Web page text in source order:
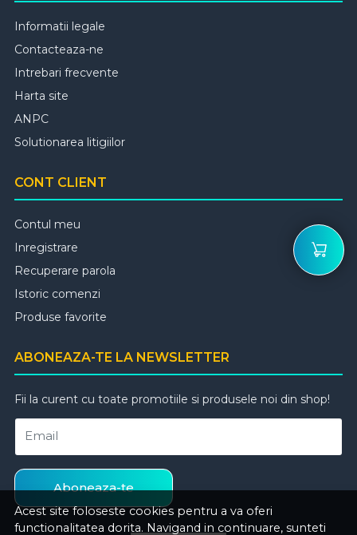
Acest site foloseste cookies pentru a va oferi
functionalitatea dorita. Navigand in continuare, sunteti
Informatii legale
Contacteaza-ne
Intrebari frecvente
Harta site
ANPC
Solutionarea litigiilor
CONT CLIENT
Contul meu
Inregistrare
Recuperare parola
Istoric comenzi
Produse favorite
ABONEAZA-TE LA NEWSLETTER
Fii la curent cu toate promotiile si produsele noi din shop!
Email
Aboneaza-te